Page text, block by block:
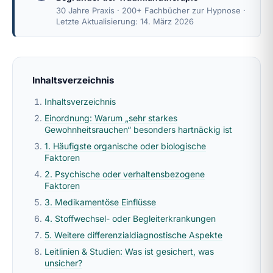
30 Jahre Praxis · 200+ Fachbücher zur Hypnose ·
Letzte Aktualisierung: 14. März 2026
Inhaltsverzeichnis
Inhaltsverzeichnis
Einordnung: Warum „sehr starkes
Gewohnheitsrauchen“ besonders hartnäckig ist
1. Häufigste organische oder biologische
Faktoren
2. Psychische oder verhaltensbezogene
Faktoren
3. Medikamentöse Einflüsse
4. Stoffwechsel- oder Begleiterkrankungen
5. Weitere differenzialdiagnostische Aspekte
Leitlinien & Studien: Was ist gesichert, was
unsicher?